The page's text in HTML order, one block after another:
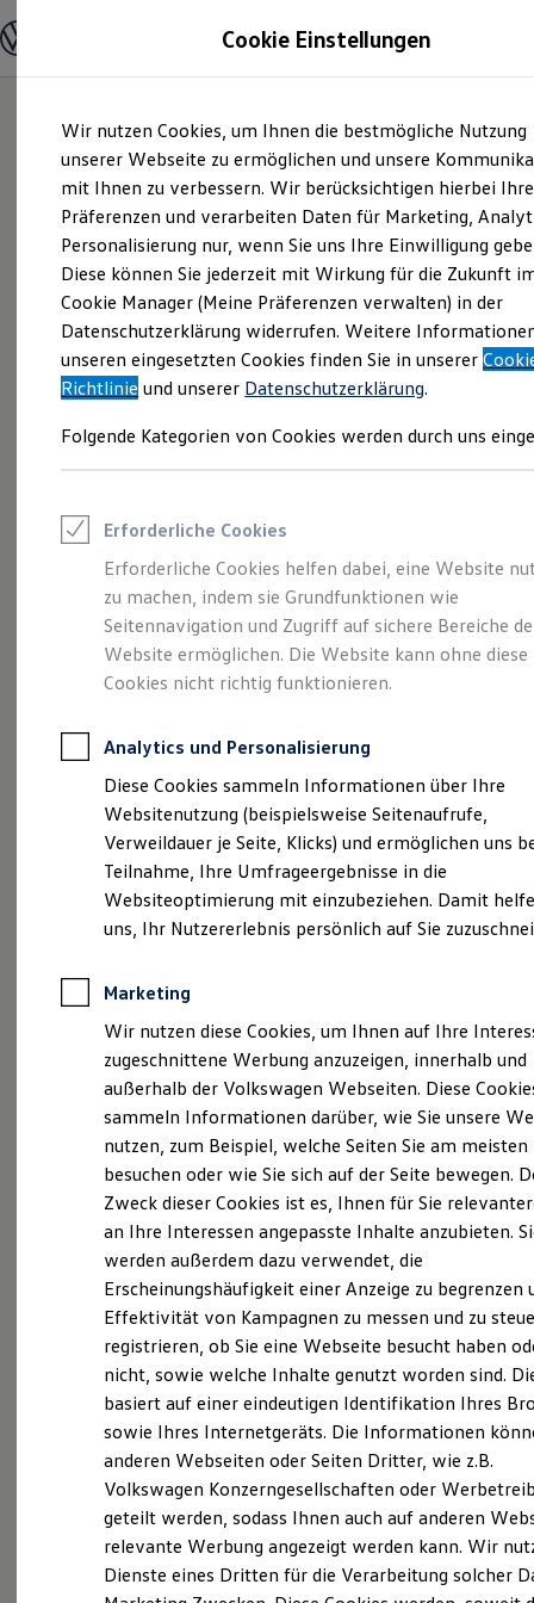
Hauptinhalt
springen
Footer
springen
Modelle und Konfigurator
Modelle vergleichen
Elektroautos
ENERGY Sondermodelle
Nutzfahrzeuge
SUV und CUV
Familienautos
Kombis
Kompaktwagen
Sportwagen
Schnell verfügbare Fahrzeuge
Angebote und Produkte
Aktuelle Angebote
E-Auto-Förderung
Volkswagen Marktplatz
Junge Gebrauchtwagen und Gebrauchtwagen
Saisonangebote
Leasing
Leasing-Angebote
Gebrauchtwagen Leasing
Junge Gebrauchtwagen-Leasing
Elektroauto Leasing
Kleinwagen-Leasing
Leasing ohne Anzahlung
Autokredit mit Schlussrate
Versicherungen und Garantien
Kfz-Versicherung
Restschuldversicherungen
Garantien
Wartungsverträge
Geschäftskunden
Professional Class bei Volkswagen
Großkunden
Behörden
Anpfiff zum Gewinn
Elektroautos
ID. Tutorials
Elektrofahrzeugkonzepte
Reichweite
Reichweite der ID. Modelle
Reichweite im Winter
Laden
Laden unterwegs
Laden Zuhause
Ladezeitensimulator
Batterie
Sicherheit
Garantie und Lebensdauer
Nachhaltigkeit
Technologie
Kosten und Kauf
Verbrauchskosten
Kaufoptionen
E-Auto-Förderung
Software und Konnektivität
Die ID. Software 6
ID. Software Versionen und Updates
Digitale Extras
Schnittstellen zu Ihrem ID.
Eine Klasse für sich.
Der Golf.
Impressum & Rechtliches
Probefahrt vereinbaren
Fahrzeugangebot anfordern
Servicetermin buchen
Serviceanfrage stellen
Details des Golf
Cookie Einstellungen
Wir nutzen Cookies, um Ihnen die bestmögliche Nutzung
unserer Webseite zu ermöglichen und unsere
mit Ihnen zu verbessern. Wir berücksichtigen hierbei Ihre
Präferenzen und verarbeiten Daten für Marketing,
Personalisierung nur, wenn Sie uns Ihre Einwilligung
Diese können Sie jederzeit mit Wirkung für die Zukunft
Cookie Manager (Meine Präferenzen verwalten) in der
Datenschutzerklärung widerrufen. Weitere
unseren eingesetzten Cookies finden Sie in unserer
Richtlinie und unserer Datenschutzerklärung.
Folgende Kategorien von Cookies werden durch uns
Erforderliche Cookies
Erforderliche Cookies helfen dabei, eine Website
zu machen, indem sie Grundfunktionen wie
Seitennavigation und Zugriff auf sichere Bereiche
Website ermöglichen. Die Website kann ohne diese
Cookies nicht richtig funktionieren.
Analytics und Personalisierung
Diese Cookies sammeln Informationen über Ihre
Websitenutzung (beispielsweise Seitenaufrufe,
Verweildauer je Seite, Klicks) und ermöglichen uns
Teilnahme, Ihre Umfrageergebnisse in die
Websiteoptimierung mit einzubeziehen. Damit
uns, Ihr Nutzererlebnis persönlich auf Sie
Marketing
Wir nutzen diese Cookies, um Ihnen auf Ihre
zugeschnittene Werbung anzuzeigen, innerhalb und
außerhalb der Volkswagen Webseiten. Diese
sammeln Informationen darüber, wie Sie unsere
nutzen, zum Beispiel, welche Seiten Sie am meisten
besuchen oder wie Sie sich auf der Seite bewegen.
Zweck dieser Cookies ist es, Ihnen für Sie
an Ihre Interessen angepasste Inhalte anzubieten.
werden außerdem dazu verwendet, die
Erscheinungshäufigkeit einer Anzeige zu begrenzen
Effektivität von Kampagnen zu messen und zu
registrieren, ob Sie eine Webseite besucht haben
nicht, sowie welche Inhalte genutzt worden sind.
basiert auf einer eindeutigen Identifikation Ihres
sowie Ihres Internetgeräts. Die Informationen
anderen Webseiten oder Seiten Dritter, wie z.B.
Volkswagen Konzerngesellschaften oder
geteilt werden, sodass Ihnen auch auf anderen
relevante Werbung angezeigt werden kann. Wir
Dienste eines Dritten für die Verarbeitung solcher